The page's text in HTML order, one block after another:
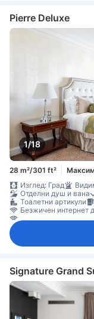
домашни любимци се
Pierre Deluxe
1/18
28 m²/301 ft²
Изглед: Град
Отделни душ и вана
Тоалетни артикули
Безжичен интернет
Достъп до интернет
Телевизор с плосък
Възможност за
Гардеробна
Бебешко креватче
домашни любимци
Сейф в стаята
Signature Grand